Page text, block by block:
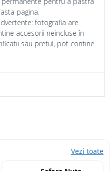
pagina.
fotografia are
accesorii neincluse în
sau pretul, pot contine
Vezi toate